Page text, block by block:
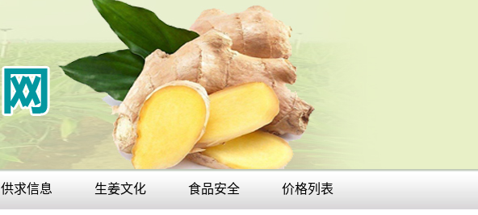
供求信息 生姜文化 食品安全 价格列表